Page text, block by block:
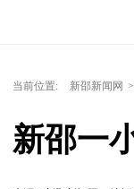
当前位置: 新邵新闻网 >
新邵一